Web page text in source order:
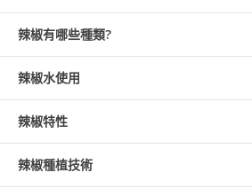
辣椒有哪些種類?
辣椒水使用
辣椒特性
辣椒種植技術